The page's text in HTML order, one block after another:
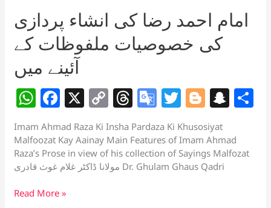
sl
at
e
انشاء
پردازی
کی
ملفوظات
آئینے
میں
امام احمد رضا کی انشاء پردازی
کی خصوصیات ملفوظات کے
آئینے میں
W
h
at
s
A
p
F
a
c
e
b
o
X C
o
p
y
Li
T
h
re
a
d
G
o
o
gl
e
T
w
itt
er
Bl
o
g
g
er
S
n
a
p
Imam Ahmad Raza Ki Insha Pardaza Ki Khusosiyat
Malfoozat Kay Aainay Main Features of Imam Ahmad
Raza’s Prose in view of his collection of Sayings Malfozat
مولانا ڈاکٹر غلام غوث قادری Dr. Ghulam Ghaus Qadri
امام
Read More »